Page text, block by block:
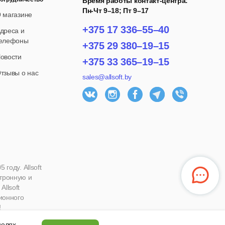
+375 17 336–55–40
+375 29 380–19–15
+375 33 365–19–15
Пн-Чт 9–18; Пт 9–17
sales@allsoft.by
и
о нас
году. Allsoft
и